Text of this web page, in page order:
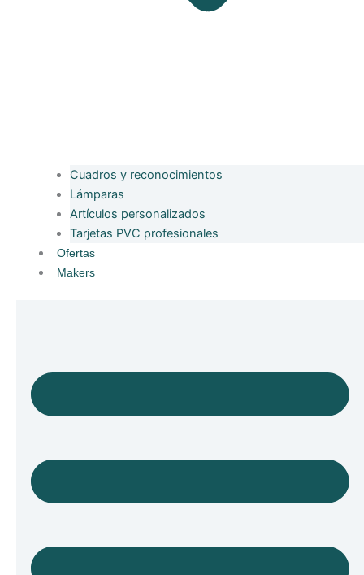
Cuadros y reconocimientos
Lámparas
Artículos personalizados
Tarjetas PVC profesionales
Ofertas
Makers